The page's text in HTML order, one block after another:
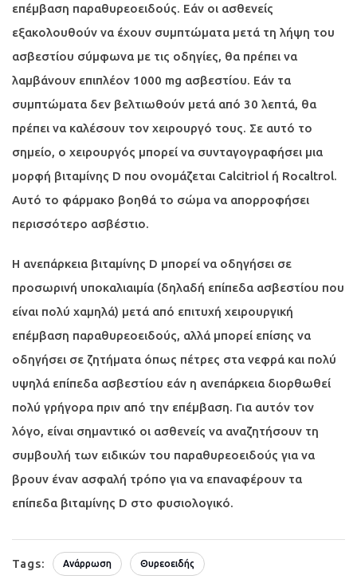
επέμβαση παραθυρεοειδούς. Εάν οι ασθενείς
εξακολουθούν να έχουν συμπτώματα μετά τη λήψη του
ασβεστίου σύμφωνα με τις οδηγίες, θα πρέπει να
λαμβάνουν επιπλέον 1000 mg ασβεστίου. Εάν τα
συμπτώματα δεν βελτιωθούν μετά από 30 λεπτά, θα
πρέπει να καλέσουν τον χειρουργό τους. Σε αυτό το
σημείο, ο χειρουργός μπορεί να συνταγογραφήσει μια
μορφή βιταμίνης D που ονομάζεται Calcitriol ή Rocaltrol.
Αυτό το φάρμακο βοηθά το σώμα να απορροφήσει
περισσότερο ασβέστιο.
Η ανεπάρκεια βιταμίνης D μπορεί να οδηγήσει σε
προσωρινή υποκαλιαιμία (δηλαδή επίπεδα ασβεστίου που
είναι πολύ χαμηλά) μετά από επιτυχή χειρουργική
επέμβαση παραθυρεοειδούς, αλλά μπορεί επίσης να
οδηγήσει σε ζητήματα όπως πέτρες στα νεφρά και πολύ
υψηλά επίπεδα ασβεστίου εάν η ανεπάρκεια διορθωθεί
πολύ γρήγορα πριν από την επέμβαση. Για αυτόν τον
λόγο, είναι σημαντικό οι ασθενείς να αναζητήσουν τη
συμβουλή των ειδικών του παραθυρεοειδούς για να
βρουν έναν ασφαλή τρόπο για να επαναφέρουν τα
επίπεδα βιταμίνης D στο φυσιολογικό.
Tags: Ανάρρωση Θυρεοειδής